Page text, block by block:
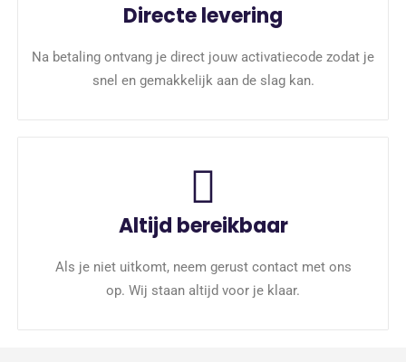
Directe levering
Na betaling ontvang je direct jouw activatiecode zodat je
snel en gemakkelijk aan de slag kan.
Altijd bereikbaar
Als je niet uitkomt, neem gerust contact met ons
op. Wij staan altijd voor je klaar.